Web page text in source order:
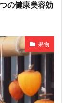
の健康美容効
果物